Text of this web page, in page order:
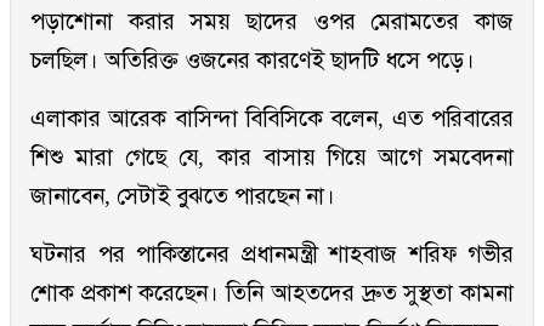
পড়াশোনা করার সময় ছাদের ওপর মেরামতের কাজ
চলছিল। অতিরিক্ত ওজনের কারণেই ছাদটি ধসে পড়ে।
এলাকার আরেক বাসিন্দা বিবিসিকে বলেন, এত পরিবারের
শিশু মারা গেছে যে, কার বাসায় গিয়ে আগে সমবেদনা
জানাবেন, সেটাই বুঝতে পারছেন না।
ঘটনার পর পাকিস্তানের প্রধানমন্ত্রী শাহবাজ শরিফ গভীর
শোক প্রকাশ করেছেন। তিনি আহতদের দ্রুত সুস্থতা কামনা